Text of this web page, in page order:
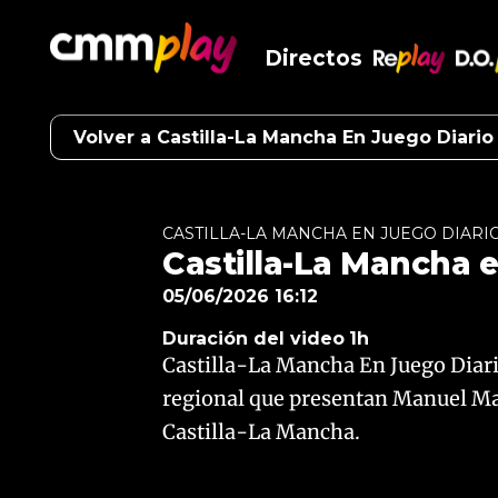
Directos
Volver a Castilla-La Mancha En Juego Diario
CASTILLA-LA MANCHA EN JUEGO
Castilla-La Mancha
05/06/2026 16:12
Duración del video 1h
Castilla-La Mancha En Juego
regional que presentan Manuel
Castilla-La Mancha.